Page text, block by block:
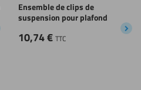
Ensemble de clips de
suspension pour plafond
10,74€ TTC